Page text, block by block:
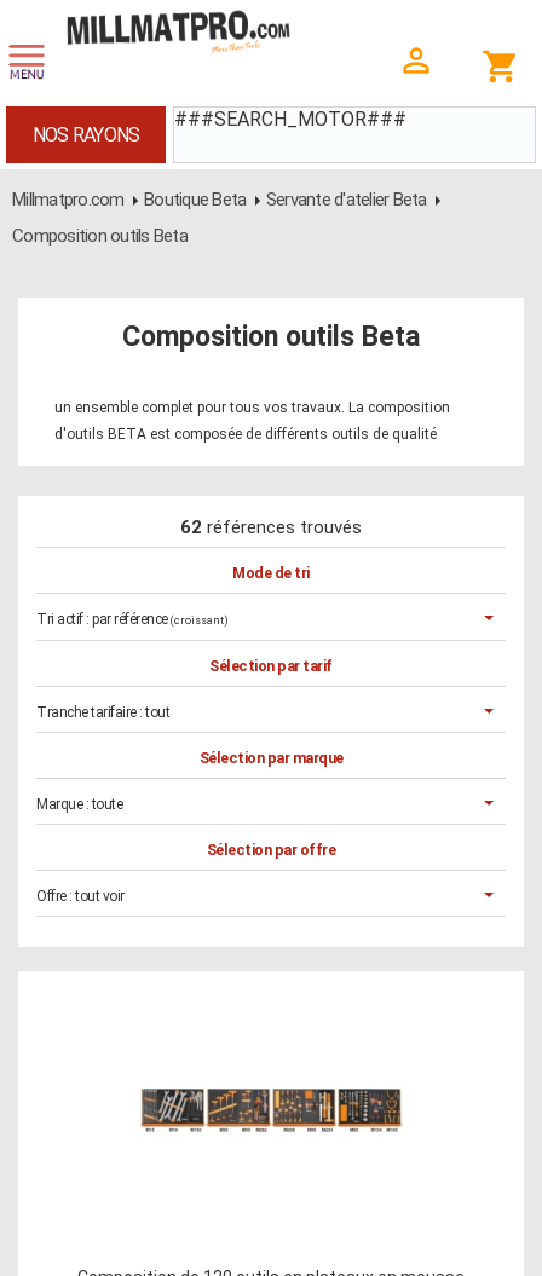
###SEARCH_MOTOR###
NOS RAYONS
Millmatpro.com Boutique Beta
Servante d'atelier Beta
Composition outils Beta
Composition outils Beta
un ensemble complet pour tous vos travaux. La composition
d'outils BETA est composée de différents outils de qualité
62 références trouvés
Mode de tri
Tri actif : par référence (croissant)
Sélection par tarif
Tranche tarifaire :tout
Sélection par marque
Marque :toute
Sélection par offre
Offre :tout voir